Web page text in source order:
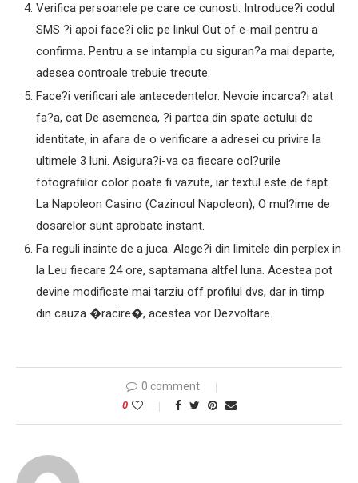
Verifica persoanele pe care ce cunosti. Introduce?i codul
SMS ?i apoi face?i clic pe linkul Out of e-mail pentru a
confirma. Pentru a se intampla cu siguran?a mai departe,
adesea controale trebuie trecute.
Face?i verificari ale antecedentelor. Nevoie incarca?i atat
fa?a, cat De asemenea, ?i partea din spate actului de
identitate, in afara de o verificare a adresei cu privire la
ultimele 3 luni. Asigura?i-va ca fiecare col?urile
fotografiilor color poate fi vazute, iar textul este de fapt.
La Napoleon Casino (Cazinoul Napoleon), O mul?ime de
dosarelor sunt aprobate instant.
Fa reguli inainte de a juca. Alege?i din limitele din perplex in
la Leu fiecare 24 ore, saptamana altfel luna. Acestea pot
devine modificate mai tarziu off profilul dvs, dar in timp
din cauza �racire�, acestea vor Dezvoltare.
0 comment
0